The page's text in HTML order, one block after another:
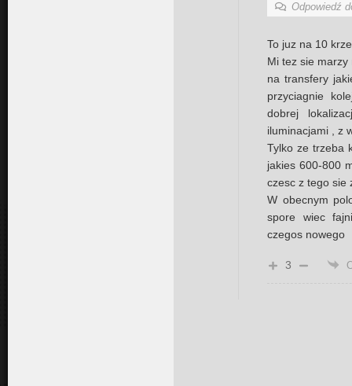
Odpowiedź
To juz na 10
Mi tez sie marzy
na transfery
przyciagnie
dobrej
iluminacjami , z
Tylko ze trzeba
jakies 600-800
czesc z tego sie
W obecnym
spore wiec
czegos nowego
3